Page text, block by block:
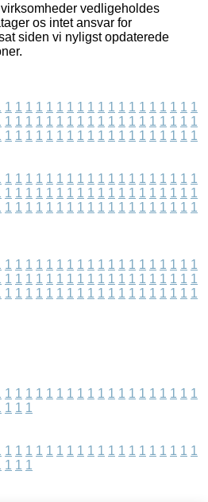
vedligeholdes
os intet ansvar for
siden vi nyligst opdaterede
1 1 1 1 1 1 1 1 1 1 1 1 1 1 1 1 1 1 1
1 1 1 1 1 1 1 1 1 1 1 1 1 1 1 1 1 1 1
1 1 1 1 1 1 1 1 1 1 1 1 1 1 1 1 1 1 1
1 1 1 1 1 1 1 1 1 1 1 1 1 1 1 1 1 1 1
1 1 1 1 1 1 1 1 1 1 1 1 1 1 1 1 1 1 1
1 1 1 1 1 1 1 1 1 1 1 1 1 1 1 1 1 1 1
1 1 1 1 1 1 1 1 1 1 1 1 1 1 1 1 1 1 1
1 1 1 1 1 1 1 1 1 1 1 1 1 1 1 1 1 1 1
1 1 1 1 1 1 1 1 1 1 1 1 1 1 1 1 1 1 1
1 1 1 1 1 1 1 1 1 1 1 1 1 1 1 1 1 1 1
1 1 1
1 1 1 1 1 1 1 1 1 1 1 1 1 1 1 1 1 1 1
1 1 1